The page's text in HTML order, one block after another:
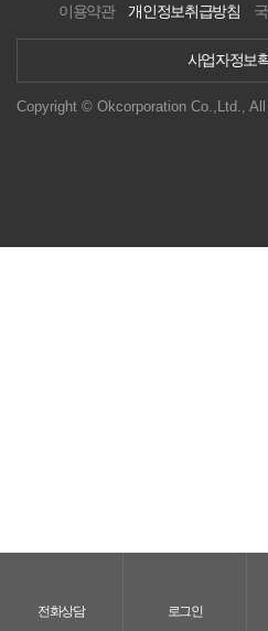
이용약관 개인정보취급방침
사업자정보
Copyright © Okcorporation Co.,Ltd., All
전화상담 로그인